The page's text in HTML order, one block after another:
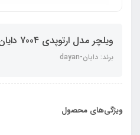
ویلچر مدل ارتوپدی 7004 دایان
برند: دایان-dayan
ویژگی‌های محصول